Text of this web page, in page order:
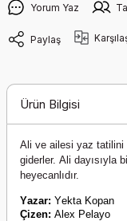
Yorum Yaz
Paylaş
Ürün Bilgisi
Ali ve ailesi yaz tatilini
giderler. Ali dayısıyla
heyecanlıdır.
Yazar: Yekta Kopan
Çizen: Alex Pelayo